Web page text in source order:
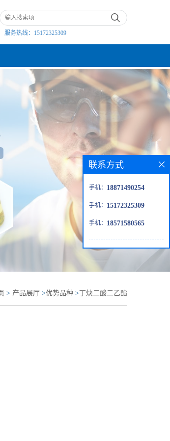
服务热线： 15172325309
> 产品展厅 >优势品种 >丁炔二酸二乙酯
联系方式
手机： 18871490254
手机： 15172325309
手机： 18571580565